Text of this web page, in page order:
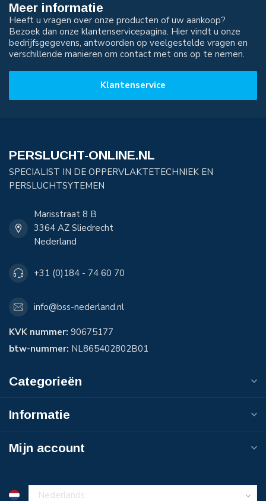
Meer informatie
Heeft u vragen over onze producten of uw aankoop?
Bezoek dan onze klantenservicepagina. Hier vindt u onze
bedrijfsgegevens, antwoorden op veelgestelde vragen en
verschillende manieren om contact met ons op te nemen.
Klantenservice
PERSLUCHT-ONLINE.NL
SPECIALIST IN DE OPPERVLAKTETECHNIEK EN
PERSLUCHTSYTEMEN
Marisstraat 8 B
3364 AZ Sliedrecht
Nederland
+31 (0)184 - 74 60 70
info@bss-nederland.nl
KVK nummer: 90675177
btw-nummer: NL865402802B01
Categorieën
Informatie
Mijn account